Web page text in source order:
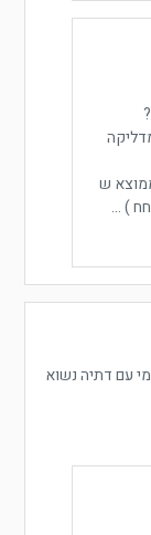
ש
) …
עם דתיה נשוא